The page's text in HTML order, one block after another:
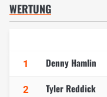
WERTUNG
1 Denny Hamlin
2 Tyler Reddick